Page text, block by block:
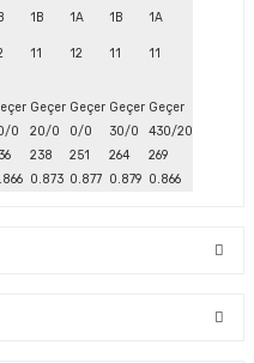
1B 1A 1B
1A
11 12 11
11
Geçer Geçer Geçer Geçer
0 20/0 0/0 30/0
430/20
238 251 264
269
0.873 0.877 0.879 0.866